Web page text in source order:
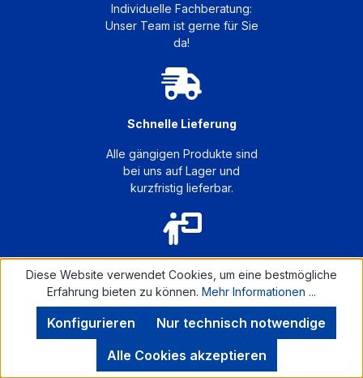
Individuelle Fachberatung:
Unser Team ist gerne für Sie
da!
Schnelle Lieferung
Alle gängigen Produkte sind
bei uns auf Lager und
kurzfristig lieferbar.
Workshops
Exklusiv für Sie als Kunde:
Fachwissen vom Profi für den
Diese Website verwendet Cookies, um eine bestmögliche
Erfahrung bieten zu können. Mehr Informationen ...
Nur technisch notwendige
Konfigurieren
Alle Cookies akzeptieren